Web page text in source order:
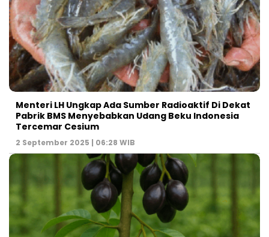
Menteri LH Ungkap Ada Sumber Radioaktif Di Dekat
Pabrik BMS Menyebabkan Udang Beku Indonesia
Tercemar Cesium
2 September 2025 | 06:28 WIB